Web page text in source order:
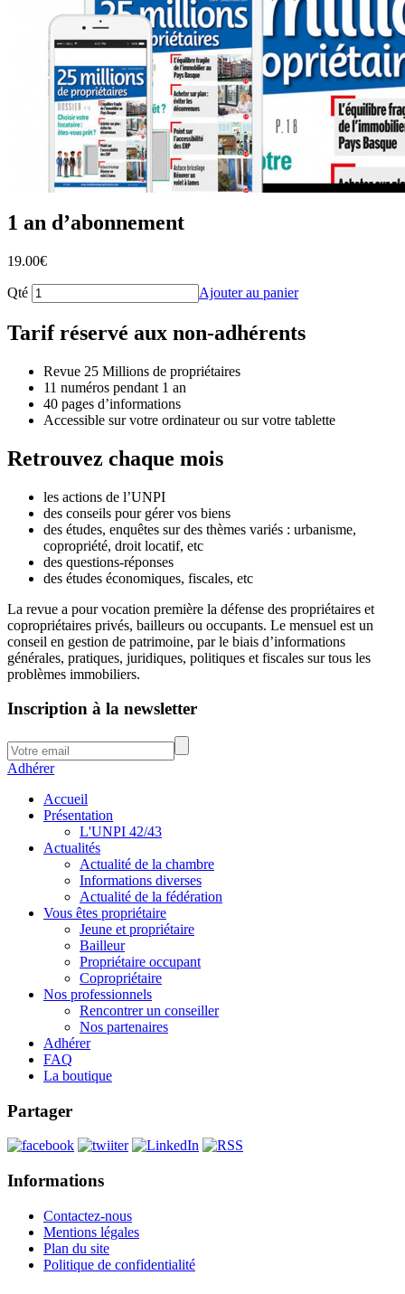
1 an d’abonnement
19.00€
Qté Ajouter au panier
Tarif réservé aux non-adhérents
Revue 25 Millions de propriétaires
11 numéros pendant 1 an
40 pages d’informations
Accessible sur votre ordinateur ou sur votre tablette
Retrouvez chaque mois
les actions de l’UNPI
des conseils pour gérer vos biens
des études, enquêtes sur des thèmes variés : urbanisme,
copropriété, droit locatif, etc
des questions-réponses
des études économiques, fiscales, etc
La revue a pour vocation première la défense des propriétaires et
copropriétaires privés, bailleurs ou occupants. Le mensuel est un
conseil en gestion de patrimoine, par le biais d’informations
générales, pratiques, juridiques, politiques et fiscales sur tous les
problèmes immobiliers.
Inscription à la newsletter
Adhérer
Accueil
Présentation
L'UNPI 42/43
Actualités
Actualité de la chambre
Informations diverses
Actualité de la fédération
Vous êtes propriétaire
Jeune et propriétaire
Bailleur
Propriétaire occupant
Copropriétaire
Nos professionnels
Rencontrer un conseiller
Nos partenaires
Adhérer
FAQ
La boutique
Partager
Informations
Contactez-nous
Mentions légales
Plan du site
Politique de confidentialité